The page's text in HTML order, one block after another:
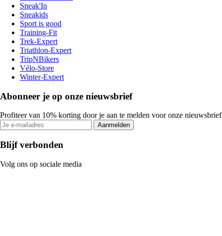
Sneak'In
Sneakids
Sport is good
Training-Fit
Trek-Expert
Triathlon-Expert
TripNBikers
Vélo-Store
Winter-Expert
Abonneer je op onze nieuwsbrief
Profiteer van 10% korting door je aan te melden voor onze nieuwsbrief
Aanmelden
Blijf verbonden
Volg ons op sociale media